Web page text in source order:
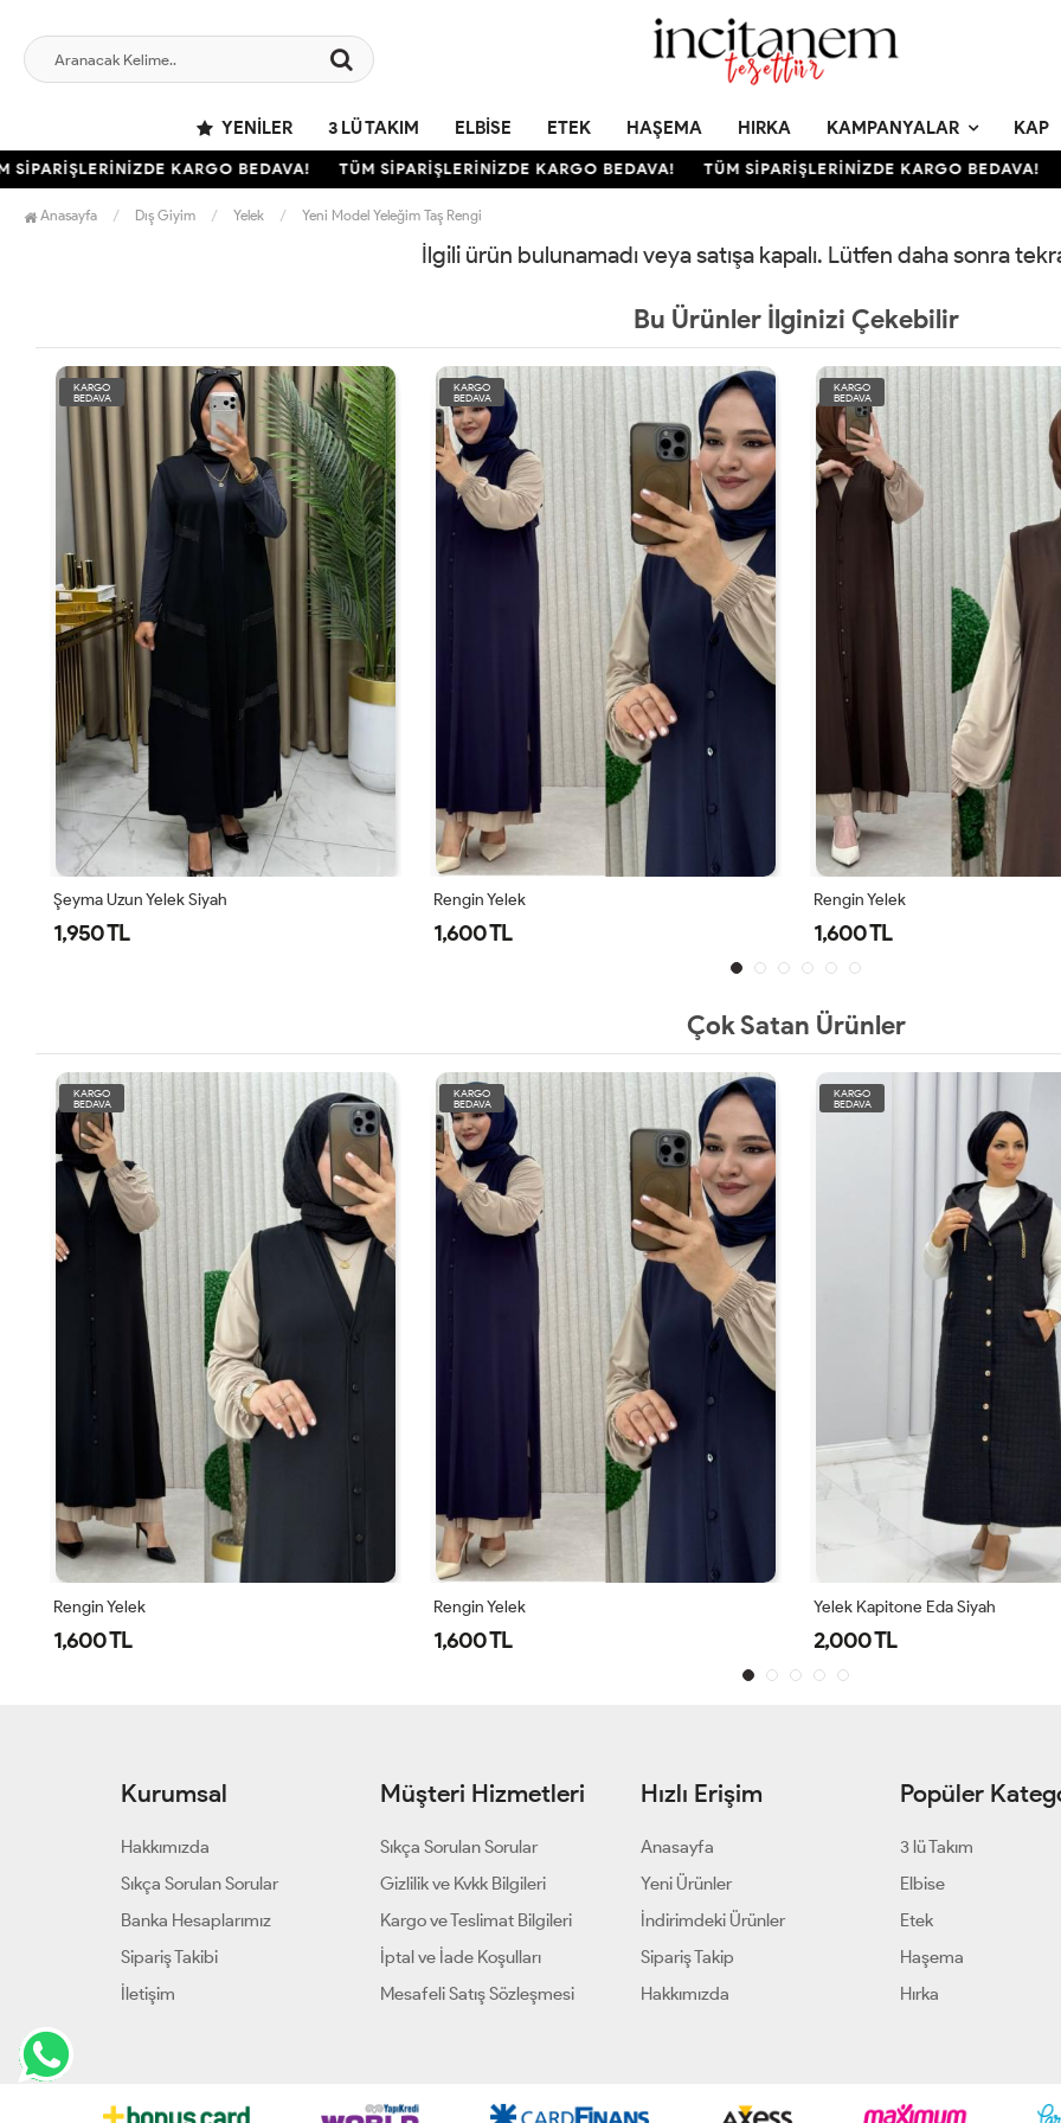
YENILER 3 LÜ TAKIM ELBISE ETEK HAŞEMA HIRKA KAMPANYALAR KAP
KARGO BEDAVA! TÜM SİPARİŞLERİNİZDE KARGO BEDAVA! TÜM SİPARİŞLERİNİZDE KARGO BEDAVA!
Anasayfa Dış Giyim Yelek Yeni Model Yeleğim Taş Rengi
İlgili ürün bulunamadı veya satışa kapalı. Lütfen daha sonra
Bu Ürünler İlginizi Çekebilir
KARGO
BEDAVA
Rengin Yelek
1,600 TL
KARGO
BEDAVA
Rengin Yelek
1,600 TL
KARGO
BEDAVA
Kap Kapitone Yağmur Siyah
3,300 TL
Çok Satan Ürünler
KARGO
BEDAVA
Rengin Yelek
1,600 TL
KARGO
BEDAVA
Yelek Kapitone Eda Siyah
2,000 TL
KARGO
BEDAVA
Premium Uzun Yelek - Siyah
1,150 TL
Kurumsal
Hakkımızda
Sıkça Sorulan Sorular
Banka Hesaplarımız
Sipariş Takibi
İletişim
Müşteri Hizmetleri
Sıkça Sorulan Sorular
Gizlilik ve Kvkk Bilgileri
Kargo ve Teslimat Bilgileri
İptal ve İade Koşulları
Mesafeli Satış Sözleşmesi
Hızlı Erişim
Anasayfa
Yeni Ürünler
İndirimdeki Ürünler
Sipariş Takip
Hakkımızda
Popüler
3 lü Takım
Elbise
Etek
Haşema
Hırka